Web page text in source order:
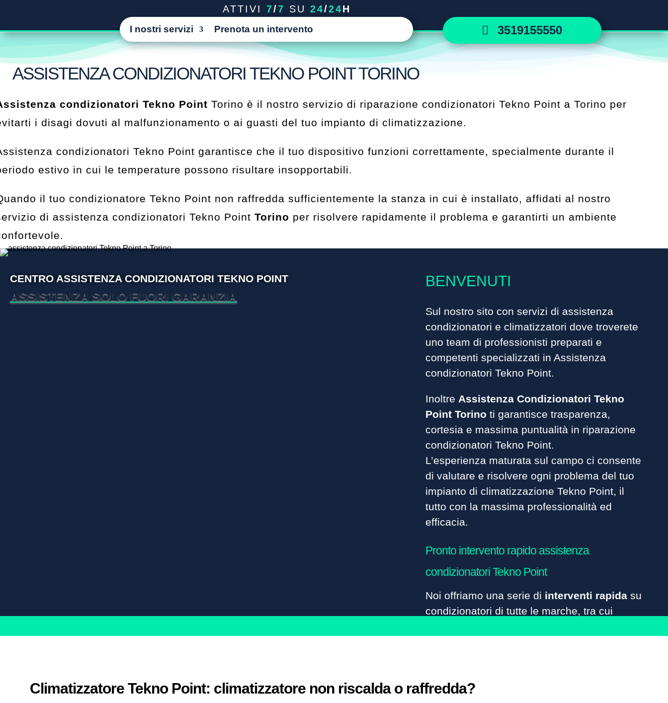
ATTIVI 7/7 SU 24/24H
I nostri servizi Prenota un intervento 3519155550
ASSISTENZA CONDIZIONATORI TEKNO POINT TORINO
condizionatori Tekno Point Torino è il nostro servizio di riparazione condizionatori Tekno Point a Torino per
i disagi dovuti al malfunzionamento o ai guasti del tuo impianto di climatizzazione.
condizionatori Tekno Point garantisce che il tuo dispositivo funzioni correttamente, specialmente durante il
estivo in cui le temperature possono risultare insopportabili.
il tuo condizionatore Tekno Point non raffredda sufficientemente la stanza in cui è installato, affidati al nostro
di assistenza condizionatori Tekno Point Torino per risolvere rapidamente il problema e garantirti un ambiente
CENTRO ASSISTENZA CONDIZIONATORI TEKNO POINT
ASSISTENZA SOLO FUORI GARANZIA
BENVENUTI
Sul nostro sito con servizi di assistenza
condizionatori e climatizzatori dove troverete
uno team di professionisti preparati e
competenti specializzati in Assistenza
condizionatori Tekno Point.
Inoltre Assistenza Condizionatori Tekno
Point Torino ti garantisce trasparenza,
cortesia e massima puntualità in riparazione
condizionatori Tekno Point.
L’esperienza maturata sul campo ci consente
di valutare e risolvere ogni problema del tuo
impianto di climatizzazione Tekno Point, il
tutto con la massima professionalità ed
efficacia.
Pronto intervento rapido assistenza
condizionatori Tekno Point
Noi offriamo una serie di interventi rapida su
condizionatori di tutte le marche, tra cui
Climatizzatore Tekno Point: climatizzatore non riscalda o raffredda?